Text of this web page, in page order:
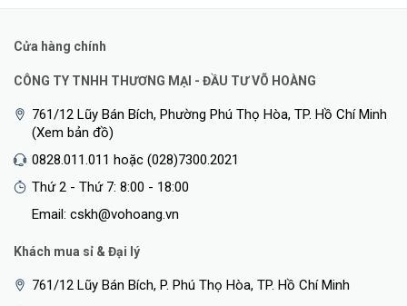
Cửa hàng chính
CÔNG TY TNHH THƯƠNG MẠI - ĐẦU TƯ VÕ HOÀNG
761/12 Lũy Bán Bích, Phường Phú Thọ Hòa, TP. Hồ Chí Minh
(Xem bản đồ)
0828.011.011 hoặc (028)7300.2021
Thứ 2 - Thứ 7: 8:00 - 18:00
Email: cskh@vohoang.vn
Khách mua sỉ & Đại lý
761/12 Lũy Bán Bích, P. Phú Thọ Hòa, TP. Hồ Chí Minh